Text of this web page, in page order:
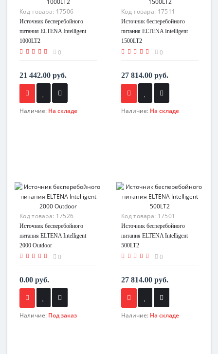
Код товара: 17506
Источник бесперебойного
питания ELTENA Intelligent
1000LT2
0
21 442.00 руб.
Наличие: На складе
Код товара: 17511
Источник бесперебойного
питания ELTENA Intelligent
1500LT2
0
27 814.00 руб.
Наличие: На складе
Код товара: 17526
Источник бесперебойного
питания ELTENA Intelligent
2000 Outdoor
0
0.00 руб.
Наличие: Под заказ
Код товара: 17501
Источник бесперебойного
питания ELTENA Intelligent
500LT2
0
27 814.00 руб.
Наличие: На складе